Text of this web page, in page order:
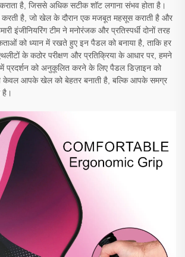
है, जिससे अधिक सटीक शॉट लगाना संभव होता है।
है, जो खेल के दौरान एक मजबूत महसूस कराती है और
इंजीनियरिंग टीम ने मनोरंजक और प्रतिस्पर्धी दोनों तरह
को ध्यान में रखते हुए इन पैडल को बनाया है, ताकि हर
के कठोर परीक्षण और प्रतिक्रिया के आधार पर, हमने
में प्रदर्शन को अनुकूलित करने के लिए पैडल डिज़ाइन को
केवल आपके खेल को बेहतर बनाती है, बल्कि आपके समग्र
है।